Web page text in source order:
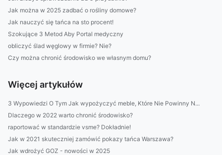
Jak można w 2025 zadbać o rośliny domowe?
Jak nauczyć się tańca na sto procent!
Szokujące 3 Metod Aby Portal medyczny
obliczyć ślad węglowy w firmie? Nie?
Czy można chronić środowisko we własnym domu?
Więcej artykułów
3 Wypowiedzi O Tym Jak wypożyczyć meble, Które Nie Powinny N...
Dlaczego w 2022 warto chronić środowisko?
raportować w standardzie vsme? Dokładnie!
Jak w 2021 skuteczniej zamówić pokazy tańca Warszawa?
Jak wdrożyć GOZ - nowości w 2025